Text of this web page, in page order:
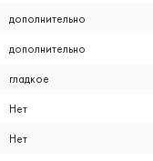
дополнительно
дополнительно
гладкое
Нет
Нет